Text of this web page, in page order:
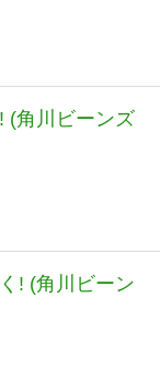
(角川ビーンズ
! (角川ビーン